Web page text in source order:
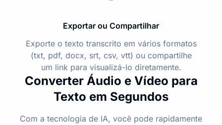
Exportar ou Compartilhar
Exporte o texto transcrito em vários formatos
(txt, pdf, docx, srt, csv, vtt) ou compartilhe
um link para visualizá-lo diretamente.
Converter Áudio e Vídeo para
Texto em Segundos
Com a tecnologia de IA, você pode rapidamente